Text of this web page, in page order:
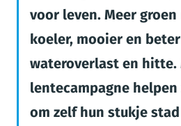
voor leven. Meer
koeler, mooier en
wateroverlast en hitte.
lentecampagne helpen
om zelf hun stukje